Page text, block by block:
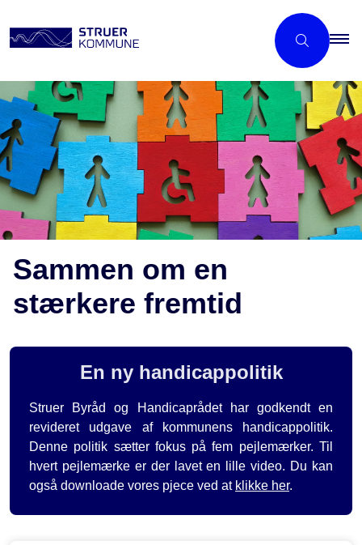
Sammen om en
stærkere fremtid
En ny handicappolitik
Struer Byråd og Handicaprådet har godkendt en
revideret udgave af kommunens handicappolitik.
Denne politik sætter fokus på fem pejlemærker. Til
hvert pejlemærke er der lavet en lille video. Du kan
også downloade vores pjece ved at klikke her.